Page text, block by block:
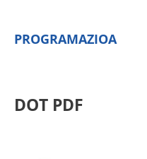
PROGRAMAZIOA
DOT PDF